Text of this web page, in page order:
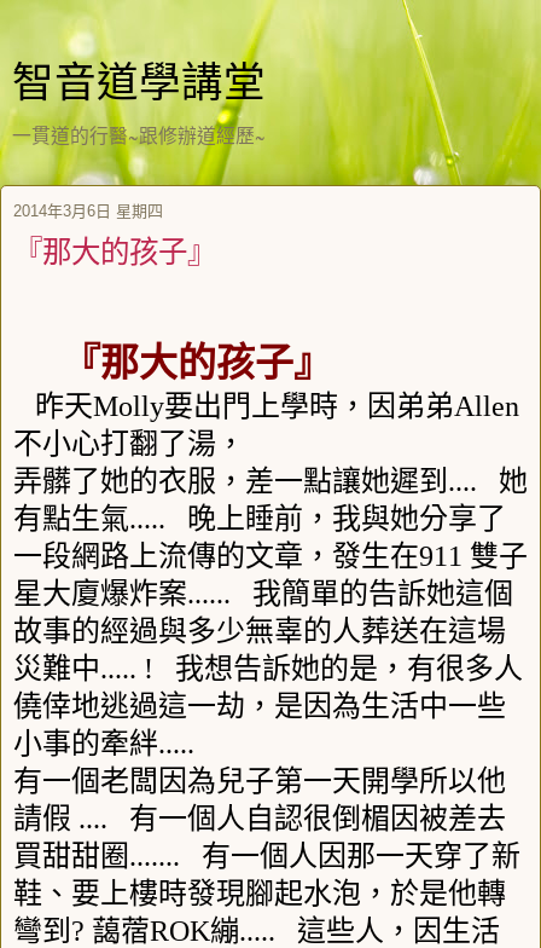
智音道學講堂
一貫道的行醫~跟修辦道經歷~
2014年3月6日 星期四
『那大的孩子』
『那大的孩子』
昨天Molly要出門上學時，因弟弟Allen
不小心打翻了湯，
弄髒了她的衣服，差一點讓她遲到 .... 她
有點生氣.....
晚上睡前，我與她分享了
一段網路上流傳的文章，發生在911 雙子
星大廈爆炸案...... 我簡單的告訴她這個
故事的經過與多少無辜的人葬送在這場
災難中..... ! 我想告訴她的是，有很多人
僥倖地逃過這一劫，是因為生活中一些
小事的牽絆.....
有一個老闆因為兒子第一天開學所以他
請假 .... 有一個人自認很倒楣因被差去
買甜甜圈....... 有一個人因那一天穿了新
鞋、要上樓時發現腳起水泡，於是他轉
彎到? 藹蓿ROK繃..... 這些人，因生活